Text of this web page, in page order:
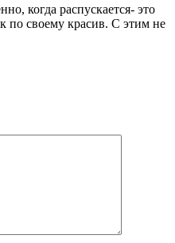
когда распускается- это
по своему красив. С этим не